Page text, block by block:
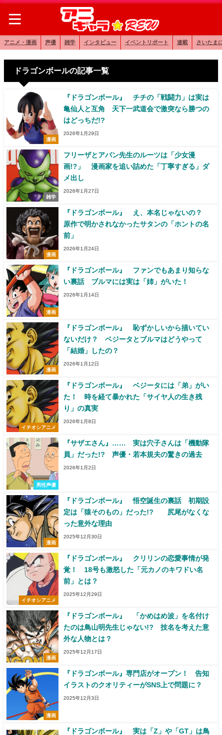
アニメ・漫画 声優 雑学 インタビュー イベントリポート 連載 さいたま
ドラゴンボールの記事一覧
漫画
『ドラゴンボール』 チチの「戦闘力」は実は
亀仙人と互角 天下一武道会で激突なら勝つの
はどっちだ!?
2026年1月29日
雑学
フリーザとアバン先生のルーツは「少女漫
画!?」 漫画家を追い詰めた「丁寧すぎる」ダ
メ出し
2026年1月27日
漫画
『ドラゴンボール』 え、本名じゃないの？
原作で明かされなかったサタンの「ホントの名
前」
2026年1月24日
漫画
『ドラゴンボール』 ファンでもあまり知らな
い裏話 ブルマには実は「姉」がいた！
2026年1月14日
漫画
『ドラゴンボール』 恥ずかしいから描いてい
ないだけ？ ベジータとブルマはどうやって
「結婚」したの？
2026年1月12日
イチオシアニメ
『ドラゴンボール』 ベジータには「弟」がい
た！ 時を経て暴かれた「サイヤ人の生き残
り」の真実
2026年1月8日
男性声優
『サザエさん』…… 実は穴子さんは「機動隊
員」だった!? 声優・若本規夫の驚きの過去
2026年1月2日
漫画
『ドラゴンボール』 悟空誕生の裏話 初期設
定は「猿そのもの」だった!? 尻尾がなくな
った意外な理由
2025年12月30日
イチオシアニメ
『ドラゴンボール』 クリリンの恋愛事情が発
覚！ 18号も激怒した「元カノのキワドい名
前」とは？
2025年12月29日
漫画
『ドラゴンボール』 「かめはめ波」を名付け
たのは鳥山明先生じゃない!? 技名を考えた意
外な人物とは？
2025年12月17日
漫画
『ドラゴンボール』専門店がオープン！ 告知
イラストのクオリティーがSNS上で問題に？
2025年12月3日
『ドラゴンボール』 実は「Z」や「GT」は鳥